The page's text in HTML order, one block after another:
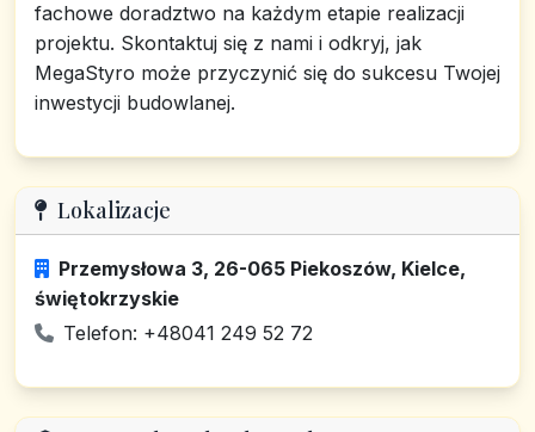
fachowe doradztwo na każdym etapie realizacji
projektu. Skontaktuj się z nami i odkryj, jak
MegaStyro może przyczynić się do sukcesu Twojej
inwestycji budowlanej.
Lokalizacje
Przemysłowa 3, 26-065 Piekoszów, Kielce,
świętokrzyskie
Telefon: +48041 249 52 72